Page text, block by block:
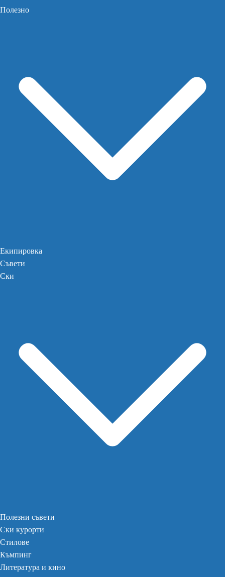
Полезно
Екипировка
Съвети
Ски
Полезни съвети
Ски курорти
Стилове
Къмпинг
Литература и кино